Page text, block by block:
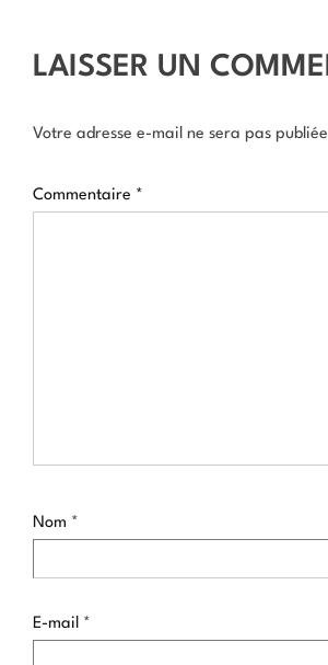
LAISSER UN
Votre adresse e-mail ne sera pas
Commentaire *
Nom *
E-mail *